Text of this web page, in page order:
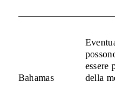
Bahamas
essere
della